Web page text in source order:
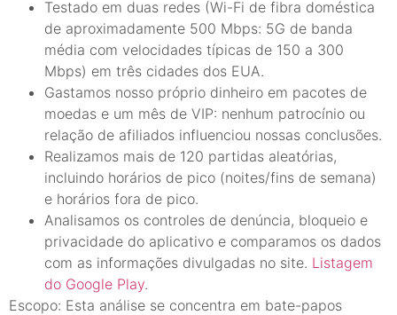
Testado em duas redes (Wi-Fi de fibra doméstica
de aproximadamente 500 Mbps: 5G de banda
média com velocidades típicas de 150 a 300
Mbps) em três cidades dos EUA.
Gastamos nosso próprio dinheiro em pacotes de
moedas e um mês de VIP: nenhum patrocínio ou
relação de afiliados influenciou nossas conclusões.
Realizamos mais de 120 partidas aleatórias,
incluindo horários de pico (noites/fins de semana)
e horários fora de pico.
Analisamos os controles de denúncia, bloqueio e
privacidade do aplicativo e comparamos os dados
com as informações divulgadas no site. Listagem
do Google Play.
Escopo: Esta análise se concentra em bate-papos